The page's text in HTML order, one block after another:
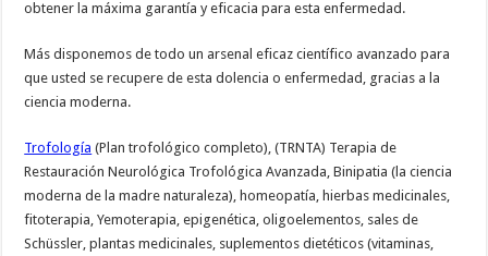
obtener la máxima garantía y eficacia para esta enfermedad.
Más disponemos de todo un arsenal eficaz científico avanzado para
que usted se recupere de esta dolencia o enfermedad, gracias a la
ciencia moderna.
Trofología (Plan trofológico completo), (TRNTA) Terapia de
Restauración Neurológica Trofológica Avanzada, Binipatia (la ciencia
moderna de la madre naturaleza), homeopatía, hierbas medicinales,
fitoterapia, Yemoterapia, epigenética, oligoelementos, sales de
Schüssler, plantas medicinales, suplementos dietéticos (vitaminas,